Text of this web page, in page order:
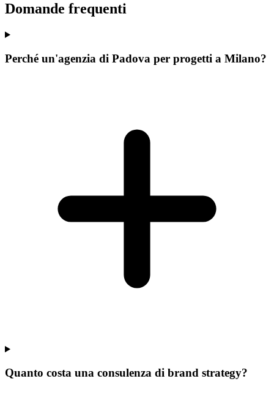
Domande frequenti
Perché un'agenzia di Padova per progetti a Milano?
Quanto costa una consulenza di brand strategy?